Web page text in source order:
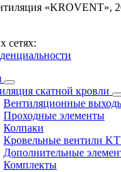
«KROVENT»,
сетях:
скатной кровли
Вентиляционные
Проходные элементы
Колпаки
Кровельные вентили
Дополнительные
Комплекты